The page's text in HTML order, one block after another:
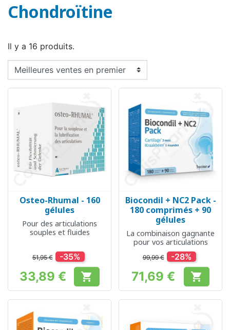
Chondroïtine
Il y a 16 produits.
Osteo-Rhumal - 160
gélules
Pour des articulations
souples et fluides
51,95 € -35%
Prix
33,89 € 
Biocondil + NC2 Pack -
180 comprimés + 90
gélules
La combinaison gagnante
pour vos articulations
99,99 € -28%
Prix
71,69 € 